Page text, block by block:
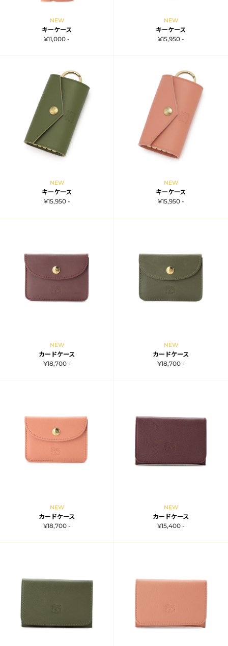
NEW
キーケース
¥11,000 -
NEW
キーケース
¥15,950 -
NEW
キーケース
¥15,950 -
NEW
キーケース
¥15,950 -
NEW
カードケース
¥18,700 -
NEW
カードケース
¥18,700 -
NEW
カードケース
¥18,700 -
NEW
カードケース
¥15,400 -